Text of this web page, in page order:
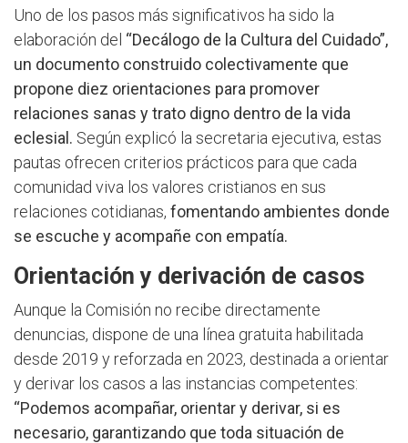
Uno de los pasos más significativos ha sido la
elaboración del “Decálogo de la Cultura del Cuidado”,
un documento construido colectivamente que
propone diez orientaciones para promover
relaciones sanas y trato digno dentro de la vida
eclesial. Según explicó la secretaria ejecutiva, estas
pautas ofrecen criterios prácticos para que cada
comunidad viva los valores cristianos en sus
relaciones cotidianas, fomentando ambientes donde
se escuche y acompañe con empatía.
Orientación y derivación de casos
Aunque la Comisión no recibe directamente
denuncias, dispone de una línea gratuita habilitada
desde 2019 y reforzada en 2023, destinada a orientar
y derivar los casos a las instancias competentes:
“Podemos acompañar, orientar y derivar, si es
necesario, garantizando que toda situación de